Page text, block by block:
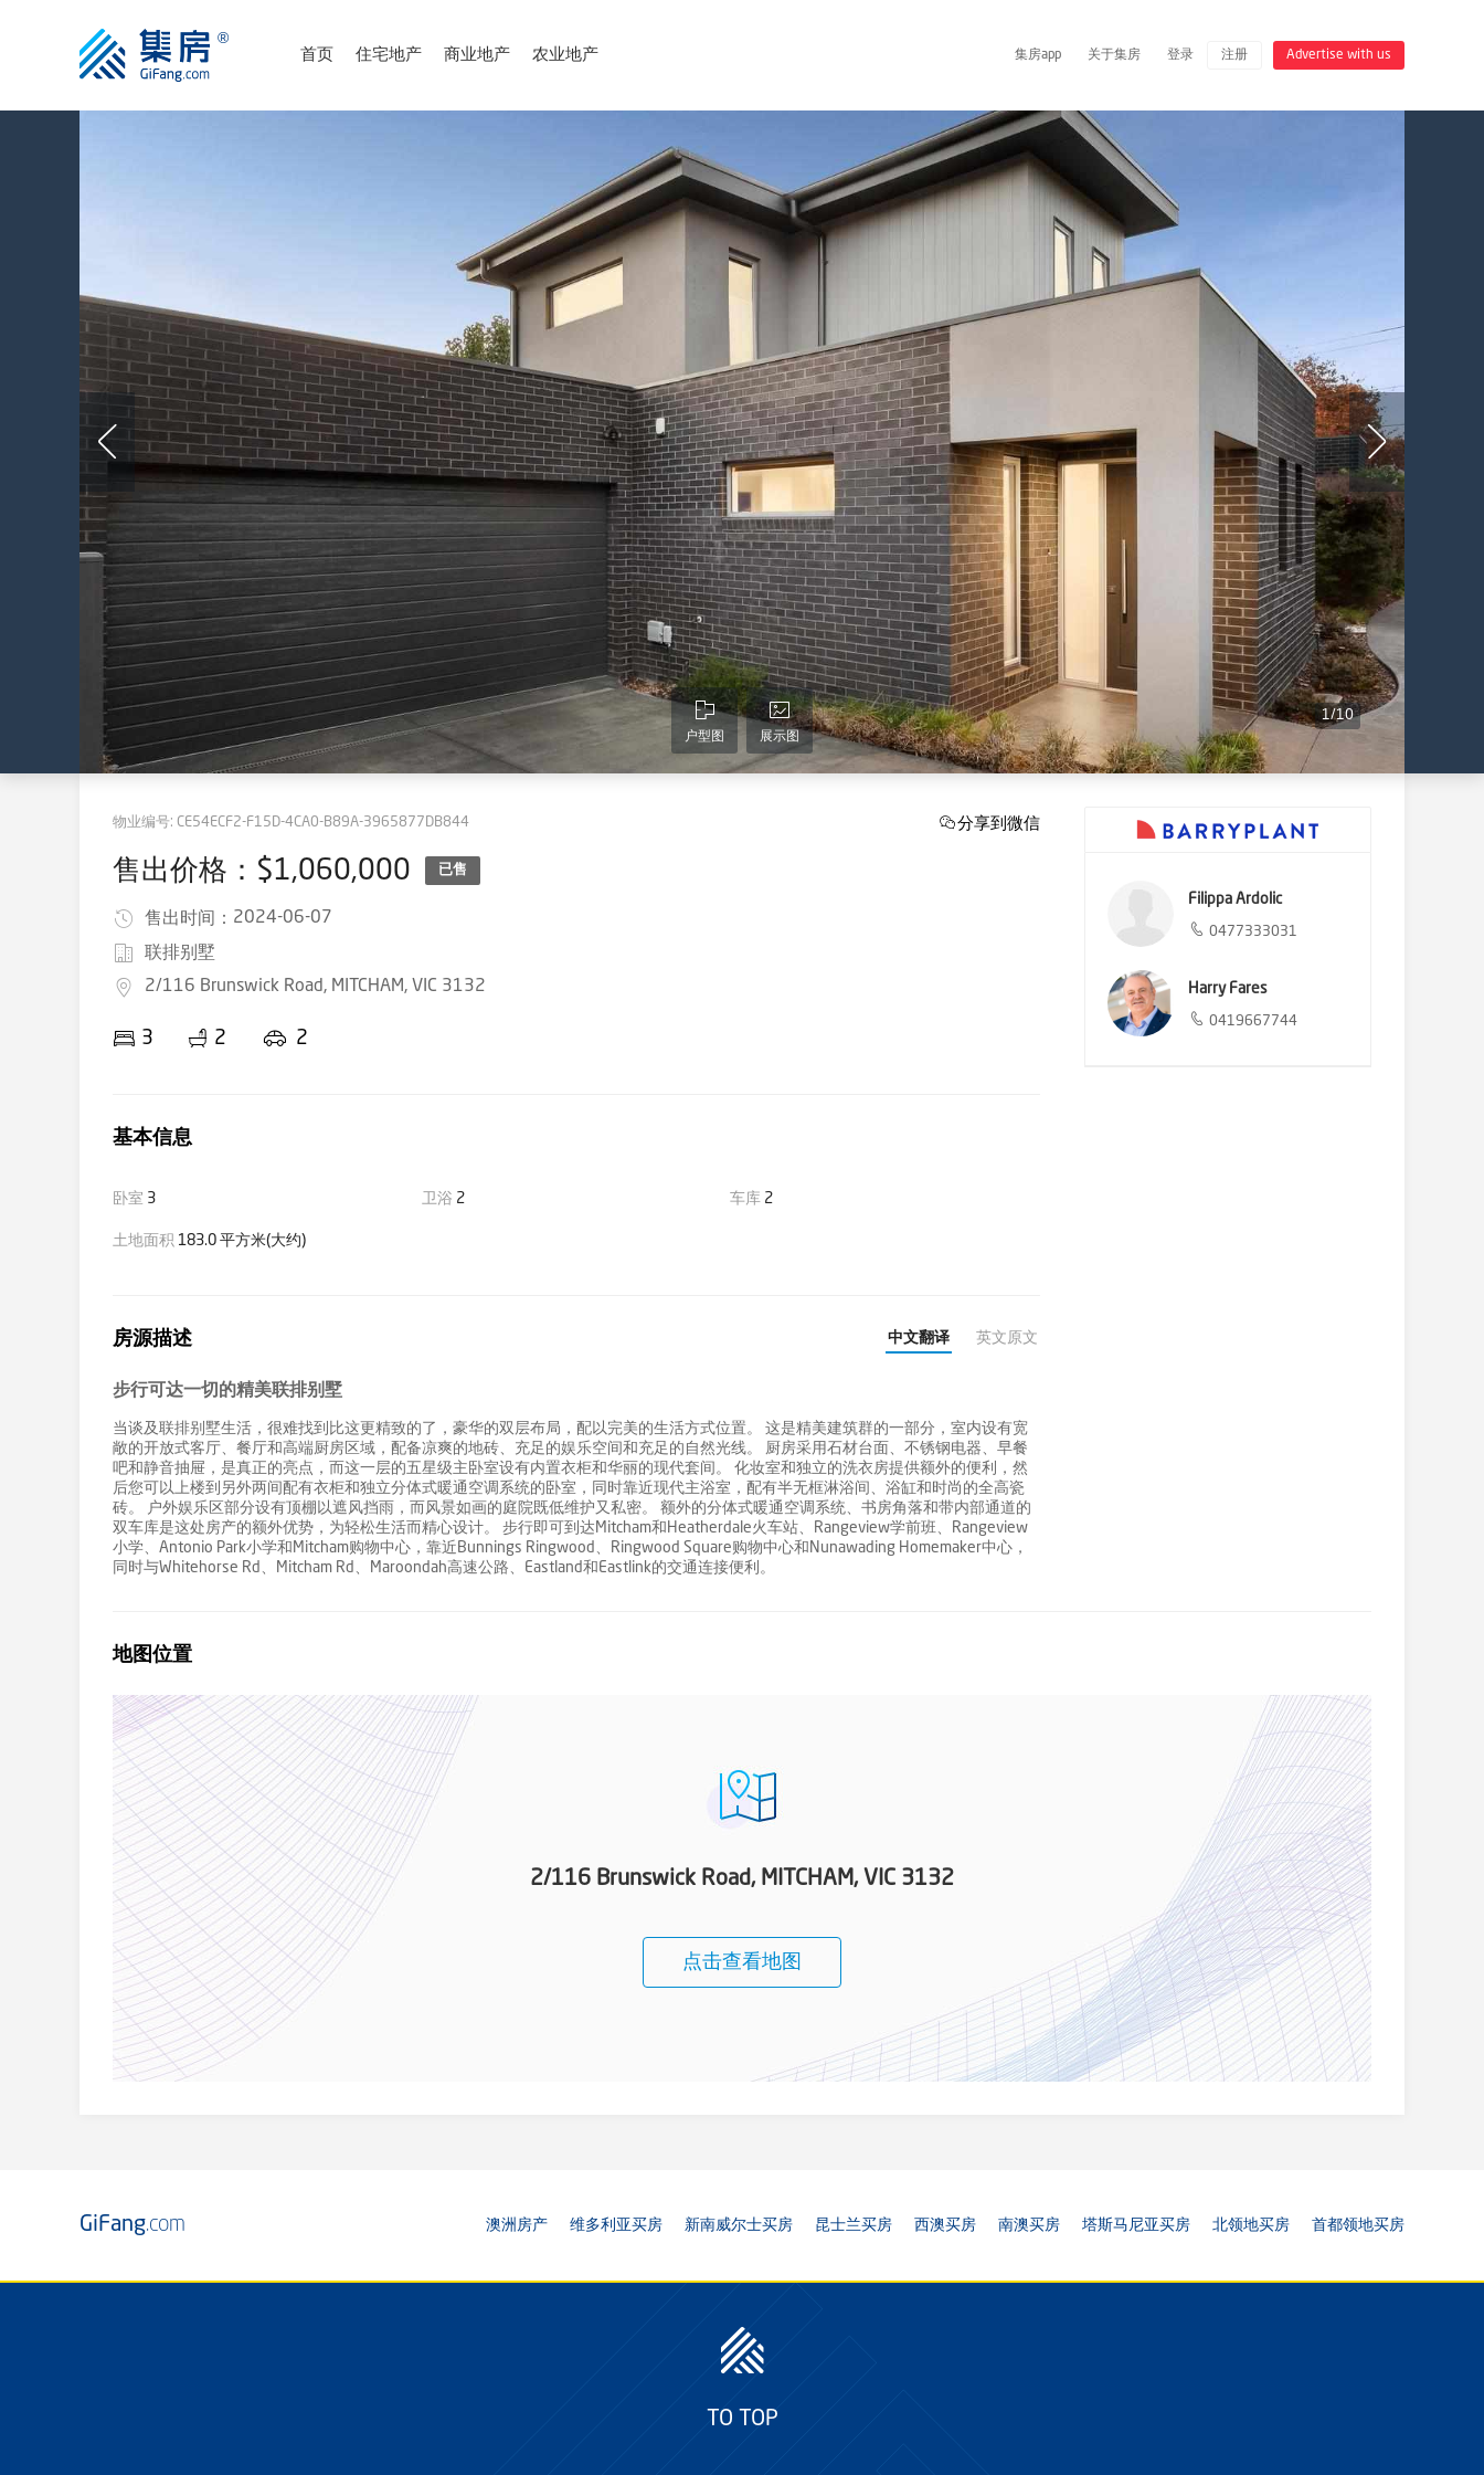
首页 住宅地产 商业地产 农业地产 集房app 关于集房 登录 注册 Advertise with us
户型图 展示图
1/10
物业编号: CE54ECF2-F15D-4CA0-B89A-3965877DB844
售出价格：$1,060,000 已售
售出时间： 2024-06-07
联排别墅
2/116 Brunswick Road, MITCHAM, VIC 3132
3 2 2
分享到微信
基本信息
卧室 3 卫浴 2 车库 2
土地面积 183.0 平方米(大约)
房源描述 中文翻译 英文原文
步行可达一切的精美联排别墅
当谈及联排别墅生活，很难找到比这更精致的了，豪华的双层布局，配以完美的生活方式位置。 这是精美建筑群的一部分，室内设有宽
敞的开放式客厅、餐厅和高端厨房区域，配备凉爽的地砖、充足的娱乐空间和充足的自然光线。 厨房采用石材台面、不锈钢电器、早餐
吧和静音抽屉，是真正的亮点，而这一层的五星级主卧室设有内置衣柜和华丽的现代套间。 化妆室和独立的洗衣房提供额外的便利，然
后您可以上楼到另外两间配有衣柜和独立分体式暖通空调系统的卧室，同时靠近现代主浴室，配有半无框淋浴间、浴缸和时尚的全高瓷
砖。 户外娱乐区部分设有顶棚以遮风挡雨，而风景如画的庭院既低维护又私密。 额外的分体式暖通空调系统、书房角落和带内部通道的
双车库是这处房产的额外优势，为轻松生活而精心设计。 步行即可到达Mitcham和Heatherdale火车站、Rangeview学前班、Rangeview
小学、Antonio Park小学和Mitcham购物中心，靠近Bunnings Ringwood、Ringwood Square购物中心和Nunawading Homemaker中心，
同时与Whitehorse Rd、Mitcham Rd、Maroondah高速公路、Eastland和Eastlink的交通连接便利。
Filippa Ardolic
0477333031
Harry Fares
0419667744
地图位置
2/116 Brunswick Road, MITCHAM, VIC 3132
点击查看地图
GiFang.com 澳洲房产 维多利亚买房 新南威尔士买房 昆士兰买房 西澳买房 南澳买房 塔斯马尼亚买房 北领地买房 首都领地买房
TO TOP